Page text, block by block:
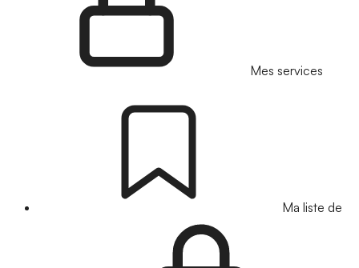
Mes services
Ma liste de